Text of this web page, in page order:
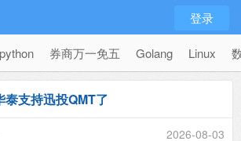
登录
python 券商万一免五 Golang Linux
泰支持迅投QMT了
2026-08-03